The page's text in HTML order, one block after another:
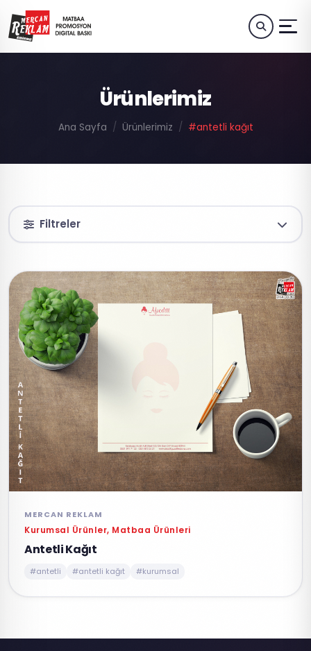
Ürünlerimiz
Ana Sayfa Ürünlerimiz #antetli kağıt
Filtreler
MERCAN REKLAM
Kurumsal Ürünler, Matbaa Ürünleri
Antetli Kağıt
#antetli #antetli kağıt #kurumsal